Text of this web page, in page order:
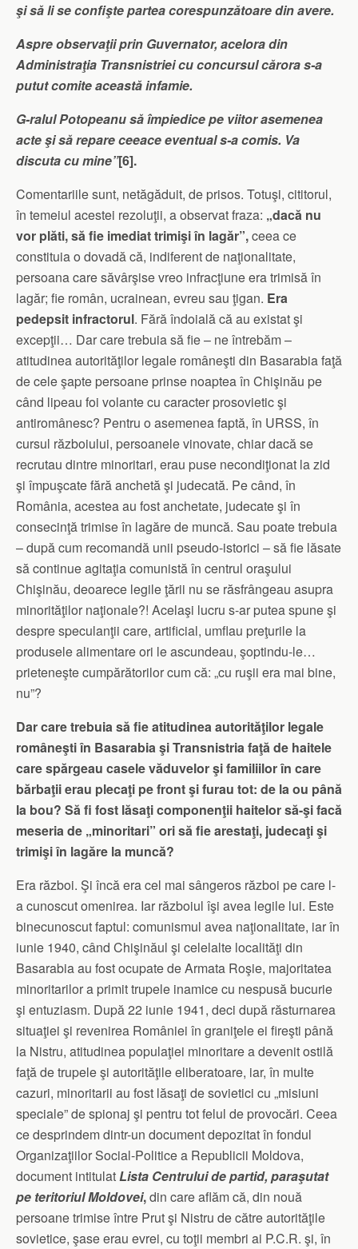
şi să li se confişte partea corespunzătoare din avere.
Aspre observaţii prin Guvernator, acelora din
Administraţia Transnistriei cu concursul cărora s-a
putut comite această infamie.
G-ralul Potopeanu să împiedice pe viitor asemenea
acte şi să repare ceeace eventual s-a comis. Va
discuta cu mine”[6].
Comentariile sunt, netăgăduit, de prisos. Totuşi, cititorul,
în temeiul acestei rezoluţii, a observat fraza: „dacă nu
vor plăti, să fie imediat trimişi în lagăr”,ceea ce
constituia o dovadă că, indiferent de naţionalitate,
persoana care săvârşise vreo infracţiune era trimisă în
lagăr; fie român, ucrainean, evreu sau ţigan. Era
pedepsit infractorul. Fără îndoială că au existat şi
excepţii… Dar care trebuia să fie – ne întrebăm –
atitudinea autorităţilor legale româneşti din Basarabia faţă
de cele şapte persoane prinse noaptea în Chişinău pe
când lipeau foi volante cu caracter prosovietic şi
antiromânesc? Pentru o asemenea faptă, în URSS, în
cursul războiului, persoanele vinovate, chiar dacă se
recrutau dintre minoritari, erau puse necondiţionat la zid
şi împuşcate fără anchetă şi judecată. Pe când, în
România, acestea au fost anchetate, judecate şi în
consecinţă trimise în lagăre de muncă. Sau poate trebuia
– după cum recomandă unii pseudo-istorici – să fie lăsate
să continue agitaţia comunistă în centrul oraşului
Chişinău, deoarece legile ţării nu se răsfrângeau asupra
minorităţilor naţionale?! Acelaşi lucru s-ar putea spune şi
despre speculanţii care, artificial, umflau preţurile la
produsele alimentare ori le ascundeau, şoptindu-le…
prieteneşte cumpărătorilor cum că: „cu ruşii era mai bine,
nu”?
Dar care trebuia să fie atitudinea autorităţilor legale
româneşti în Basarabia şi Transnistria faţă de haitele
care spărgeau casele văduvelor şi familiilor în care
bărbaţii erau plecaţi pe front şi furau tot: de la ou până
la bou? Să fi fost lăsaţi componenţii haitelor să-şi facă
meseria de „minoritari” ori să fie arestaţi, judecaţi şi
trimişi în lagăre la muncă?
Era război. Şi încă era cel mai sângeros război pe care l-
a cunoscut omenirea. Iar războiul îşi avea legile lui. Este
binecunoscut faptul: comunismul avea naţionalitate, iar în
iunie 1940, când Chişinăul şi celelalte localităţi din
Basarabia au fost ocupate de Armata Roşie, majoritatea
minoritarilor a primit trupele inamice cu nespusă bucurie
şi entuziasm. După 22 iunie 1941, deci după răsturnarea
situaţiei şi revenirea României în graniţele ei fireşti până
la Nistru, atitudinea populaţiei minoritare a devenit ostilă
faţă de trupele şi autorităţile eliberatoare, iar, în multe
cazuri, minoritarii au fost lăsaţi de sovietici cu „misiuni
speciale” de spionaj şi pentru tot felul de provocări. Ceea
ce desprindem dintr-un document depozitat în fondul
Organizaţiilor Social-Politice a Republicii Moldova,
document intitulatLista Centrului de partid, paraşutat
pe teritoriul Moldovei,din care aflăm că, din nouă
persoane trimise între Prut şi Nistru de către autorităţile
sovietice, şase erau evrei, cu toţii membri ai P.C.R. şi, în